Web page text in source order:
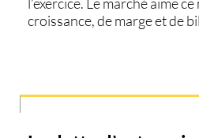
croissance, de marge et de